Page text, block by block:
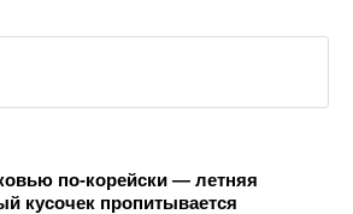
по-корейски — летняя
кусочек пропитывается